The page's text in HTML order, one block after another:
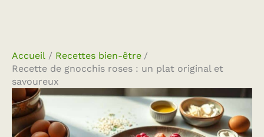
Accueil
Recettes bien-être
Recette de gnocchis roses : un plat original et
savoureux